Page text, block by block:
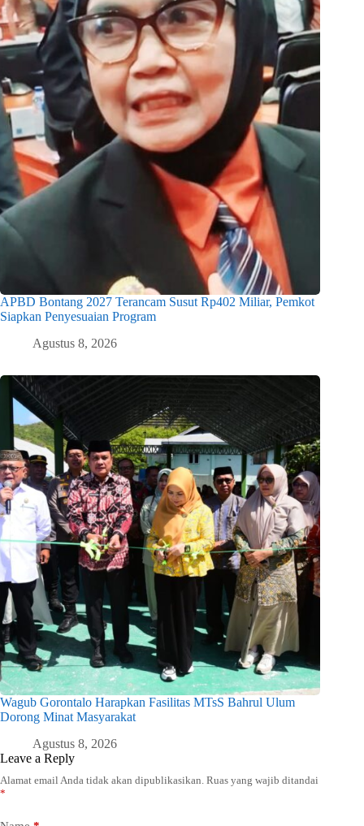
APBD Bontang 2027 Terancam Susut Rp402 Miliar, Pemkot
Siapkan Penyesuaian Program
Agustus 8, 2026
Wagub Gorontalo Harapkan Fasilitas MTsS Bahrul Ulum
Dorong Minat Masyarakat
Agustus 8, 2026
Leave a Reply
Alamat email Anda tidak akan dipublikasikan. Ruas yang wajib ditandai
*